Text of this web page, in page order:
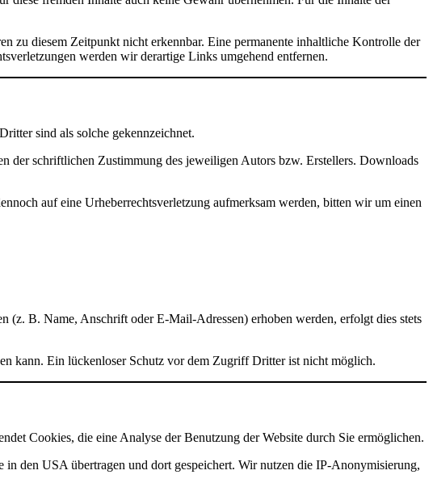
zu diesem Zeitpunkt nicht erkennbar. Eine permanente inhaltliche Kontrolle der
werden wir derartige Links umgehend entfernen.
sind als solche gekennzeichnet.
der schriftlichen Zustimmung des jeweiligen Autors bzw. Erstellers. Downloads
auf eine Urheberrechtsverletzung aufmerksam werden, bitten wir um einen
(z. B. Name, Anschrift oder E-Mail-Adressen) erhoben werden, erfolgt dies stets
kann. Ein lückenloser Schutz vor dem Zugriff Dritter ist nicht möglich.
Cookies, die eine Analyse der Benutzung der Website durch Sie ermöglichen.
den USA übertragen und dort gespeichert. Wir nutzen die IP-Anonymisierung,